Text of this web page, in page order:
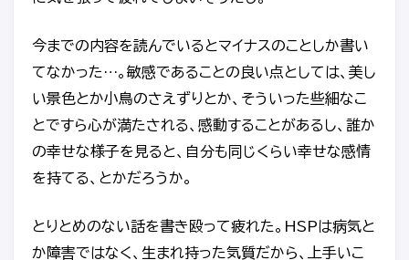
今までの内容を読んでいるとマイナスのことしか書い
てなかった…。敏感であることの良い点としては、美し
い景色とか小鳥のさえずりとか、そういった些細なこ
とですら心が満たされる、感動することがあるし、誰か
の幸せな様子を見ると、自分も同じくらい幸せな感情
を持てる、とかだろうか。
とりとめのない話を書き殴って疲れた。HSPは病気と
か障害ではなく、生まれ持った気質だから、上手いこ